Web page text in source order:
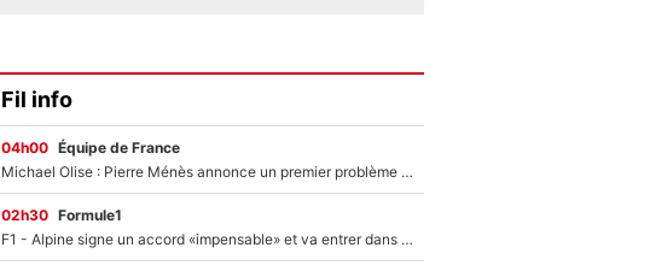
Fil info
04h00 Équipe de France
Michael Olise : Pierre Ménès annonce un premier problème pour Zinedine Zidane en équipe de France
02h30 Formule1
F1 - Alpine signe un accord «impensable» et va entrer dans une nouvelle dimension : Grande nouvelle pour Pierre Gasly !